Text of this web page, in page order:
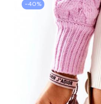
−40%